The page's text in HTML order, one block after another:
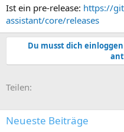
Ist ein pre-release: https://
assistant/core/releases
Du musst dich
Teilen:
Neueste Beiträge